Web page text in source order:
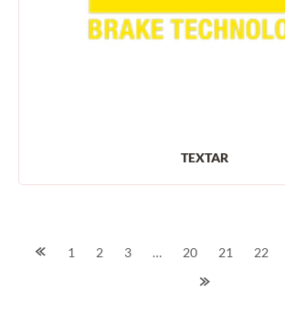
TEXTAR
Navegación
1 2 3 … 20 21 22